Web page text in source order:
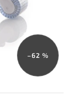
–62 %